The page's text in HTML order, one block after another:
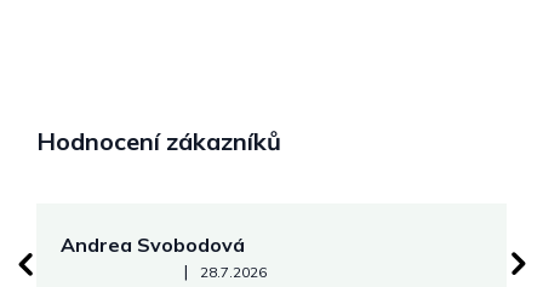
Hodnocení zákazníků
Andrea Svobodová
Hodnocení obchodu je 5 z 5 hvězdiček.
| 28.7.2026